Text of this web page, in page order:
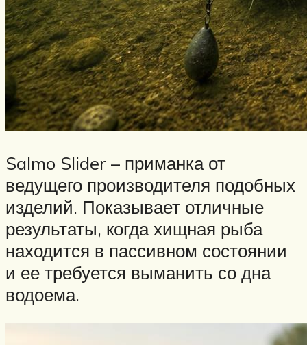
Salmo Slider – приманка от
ведущего производителя подобных
изделий. Показывает отличные
результаты, когда хищная рыба
находится в пассивном состоянии
и ее требуется выманить со дна
водоема.